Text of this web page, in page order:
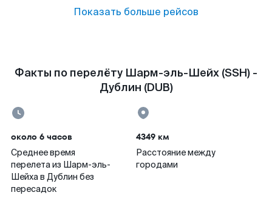
Показать больше рейсов
Факты по перелёту Шарм-эль-Шейх (SSH) -
Дублин (DUB)
около 6 часов
Среднее время
перелета из Шарм-эль-
Шейха в Дублин без
пересадок
4349 км
Расстояние между
городами